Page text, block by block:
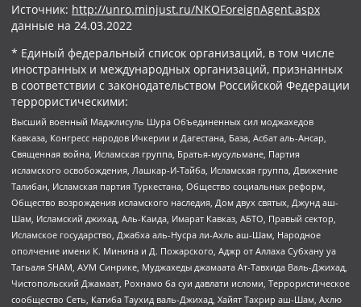
Источник: http://unro.minjust.ru/NKOForeignAgent.aspx
данные на 24.03.2022
* Единый федеральный список организаций, в том числе
иностранных и международных организаций, признанных
в соответствии с законодательством Российской Федерации
террористическими:
Высший военный Маджлисуль Шура Объединенных сил моджахедов
Кавказа, Конгресс народов Ичкерии и Дагестана, База, Асбат аль-Ансар,
Священная война, Исламская группа, Братья-мусульмане, Партия
исламского освобождения, Лашкар-И-Тайба, Исламская группа, Движение
Талибан, Исламская партия Туркестана, Общество социальных реформ,
Общество возрождения исламского наследия, Дом двух святых, Джунд аш-
Шам, Исламский джихад, Аль-Каида, Имарат Кавказ, АБТО, Правый сектор,
Исламское государство, Джабха аль-Нусра ли-Ахль аш-Шам, Народное
ополчение имени К. Минина и Д. Пожарского, Аджр от Аллаха Субхану уа
Тагьаля SHAM, АУМ Синрике, Муджахеды джамаата Ат-Тавхида Валь-Джихад,
Чистопольский Джамаат, Рохнамо ба суи давлати исломи, Террористическое
сообщество Сеть, Катиба Таухид валь-Джихад, Хайят Тахрир аш-Шам, Ахлю